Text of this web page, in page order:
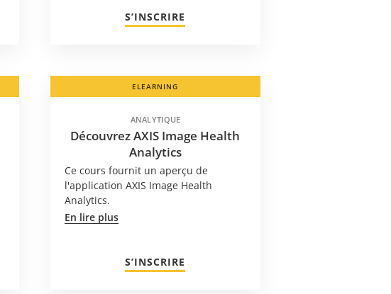
S’INSCRIRE
ELEARNING
ANALYTIQUE
Découvrez AXIS Image Health
Analytics
Ce cours fournit un aperçu de
l'application AXIS Image Health
Analytics.
En lire plus
S’INSCRIRE